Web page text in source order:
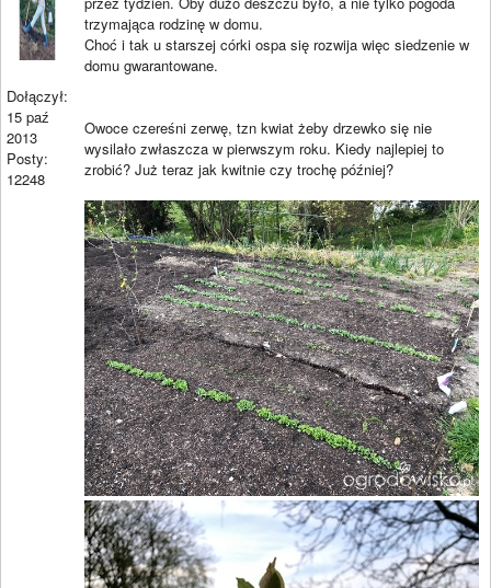
Dołączył:
15 paź
2013
Posty:
12248
trzymająca rodzinę w domu.
Choć i tak u starszej córki ospa się rozwija więc siedzenie w
domu gwarantowane.
Owoce czereśni zerwę, tzn kwiat żeby drzewko się nie
wysilało zwłaszcza w pierwszym roku. Kiedy najlepiej to
zrobić? Już teraz jak kwitnie czy trochę później?